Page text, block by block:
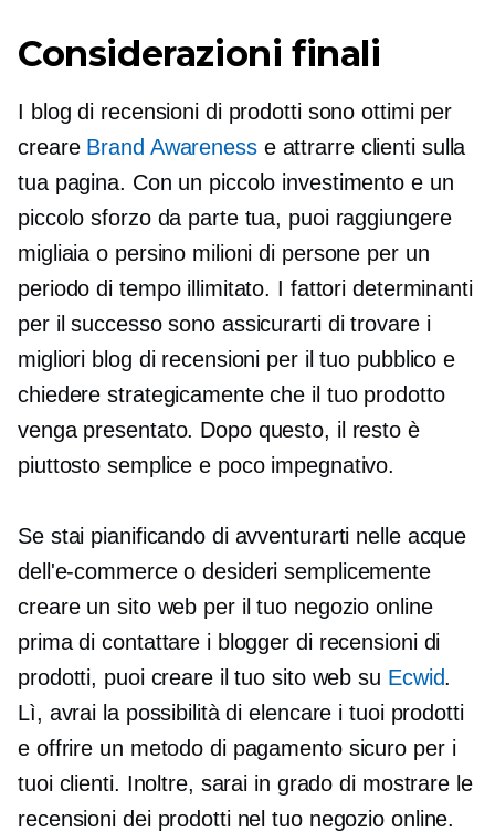
Considerazioni finali
I blog di recensioni di prodotti sono ottimi per
creare Brand Awarenesse attrarre clienti sulla
tua pagina. Con un piccolo investimento e un
piccolo sforzo da parte tua, puoi raggiungere
migliaia o persino milioni di persone per un
periodo di tempo illimitato. I fattori determinanti
per il successo sono assicurarti di trovare i
migliori blog di recensioni per il tuo pubblico e
chiedere strategicamente che il tuo prodotto
venga presentato. Dopo questo, il resto è
piuttosto semplice e poco impegnativo.
Se stai pianificando di avventurarti nelle acque
dell'e-commerce o desideri semplicemente
creare un sito web per il tuo negozio online
prima di contattare i blogger di recensioni di
prodotti, puoi creare il tuo sito web su Ecwid.
Lì, avrai la possibilità di elencare i tuoi prodotti
e offrire un metodo di pagamento sicuro per i
tuoi clienti. Inoltre, sarai in grado di mostrare le
recensioni dei prodotti nel tuo negozio online.